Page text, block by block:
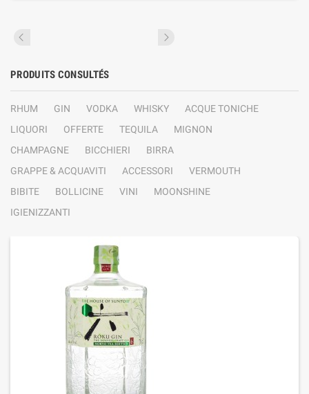
PRODUITS CONSULTÉS
RHUM GIN VODKA WHISKY
ACQUE TONICHE
LIQUORI
OFFERTE TEQUILA
MIGNON
CHAMPAGNE
BICCHIERI
BIRRA
GRAPPE & ACQUAVITI
ACCESSORI
VERMOUTH
BIBITE
BOLLICINE VINI
MOONSHINE
IGIENIZZANTI